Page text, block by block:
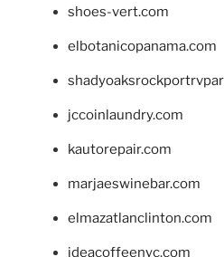
shoes-vert.com
elbotanicopanama.com
jccoinlaundry.com
kautorepair.com
marjaeswinebar.com
elmazatlanclinton.com
ideacoffeenyc.com